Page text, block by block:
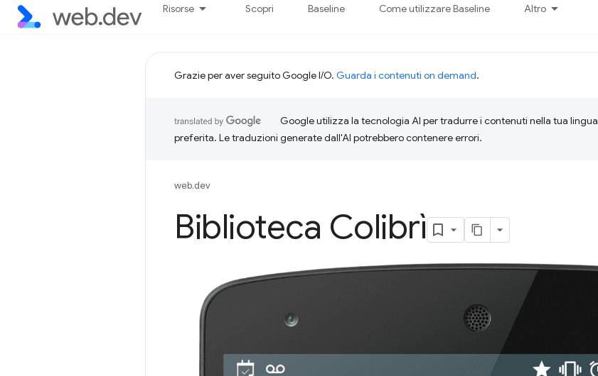
Risorse Scopri Baseline Come utilizzare Baseline Altro
Grazie per aver seguito Google I/O. Guarda i contenuti on demand.
Google utilizza la tecnologia AI per tradurre i contenuti nella tua lingua
preferita. Le traduzioni generate dall'AI potrebbero contenere errori.
web.dev
Biblioteca Colibrì